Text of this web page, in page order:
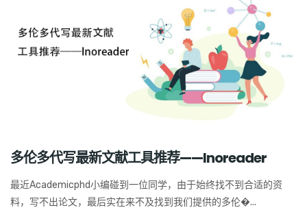
多伦多代写最新文献工具推荐——Inoreader
最近Academicphd小编碰到一位同学，由于始终找不到合适的资
料，写不出论文，最后实在来不及找到我们提供的多伦�...